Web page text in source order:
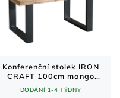
Konferenční stolek IRON
CRAFT 100cm mango
přírodní industriální styl
DODÁNÍ 1-4 TÝDNY